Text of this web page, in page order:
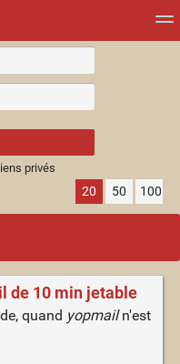
results.
privés
20 50 100
de 10 min jetable
quand yopmailn'est